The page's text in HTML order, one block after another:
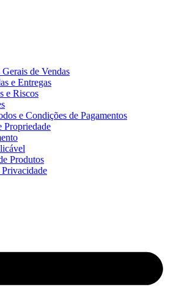
de Vendas
e Entregas
e Riscos
e Condições de Pagamentos
Propriedade
Produtos